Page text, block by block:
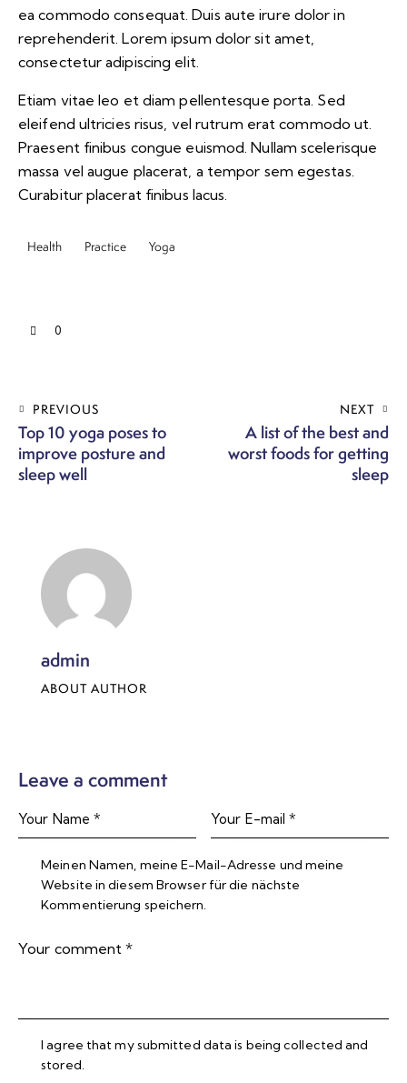
ea commodo consequat. Duis aute irure dolor in
reprehenderit. Lorem ipsum dolor sit amet,
consectetur adipiscing elit.
Etiam vitae leo et diam pellentesque porta. Sed
eleifend ultricies risus, vel rutrum erat commodo ut.
Praesent finibus congue euismod. Nullam scelerisque
massa vel augue placerat, a tempor sem egestas.
Curabitur placerat finibus lacus.
Health Practice Yoga
0
PREVIOUS
Top 10 yoga poses to
improve posture and
sleep well
NEXT
A list of the best and
worst foods for getting
sleep
admin
ABOUT AUTHOR
Leave a comment
Meinen Namen, meine E-Mail-Adresse und meine
Website in diesem Browser für die nächste
Kommentierung speichern.
I agree that my submitted data is being collected and
stored.